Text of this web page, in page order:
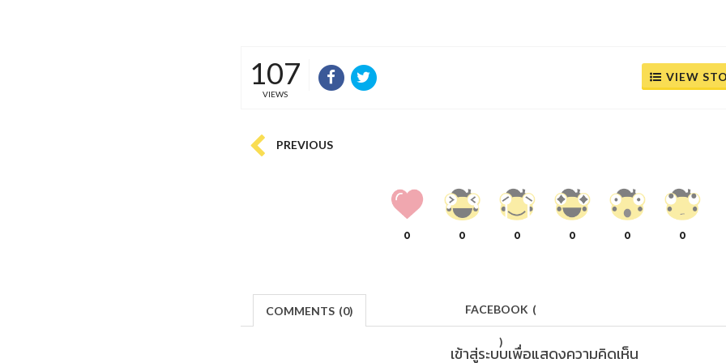
107
VIEWS
VIEW
PREVIOUS
0 0 0 0 0 0
COMMENTS (0) FACEBOOK (
)
เข้าสู่ระบบเพื่อแสดงความคิดเห็น